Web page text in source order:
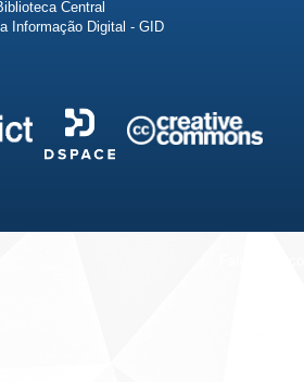
Central
Informação Digital - GID